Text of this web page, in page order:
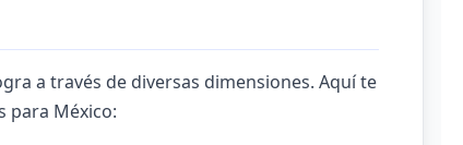
a través de diversas dimensiones. Aquí te
para México: